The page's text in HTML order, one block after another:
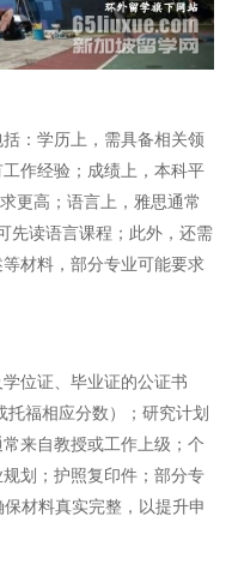
：学历上，需具备相关领
作经验；成绩上，本科平
更高；语言上，雅思通常
先读语言课程；此外，还需
材料，部分专业可能要求
位证、毕业证的公证书
托福相应分数）；研究计划
来自教授或工作上级；个
划；护照复印件；部分专
材料真实完整，以提升申